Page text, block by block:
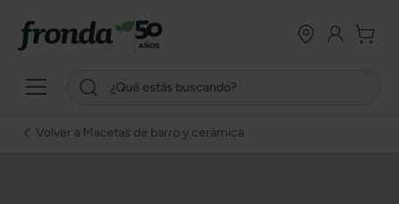
Volver a Macetas de barro y cerámica